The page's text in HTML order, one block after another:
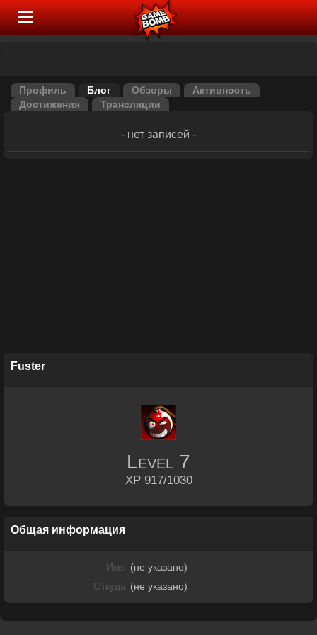
Профиль Блог Обзоры
Активность
Достижения
Трансляции
- нет записей -
Fuster
Level 7
XP 917/1030
Общая информация
Имя (не указано)
Откуда (не указано)